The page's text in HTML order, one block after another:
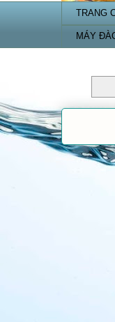
TRANG
MÁY